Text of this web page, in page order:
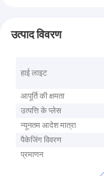
उत्पाद विवरण
हाई लाइट
आपूर्ति की क्षमता
उत्पत्ति के प्लेस
न्यूनतम आदेश मात्रा
पैकेजिंग विवरण
प्रमाणन